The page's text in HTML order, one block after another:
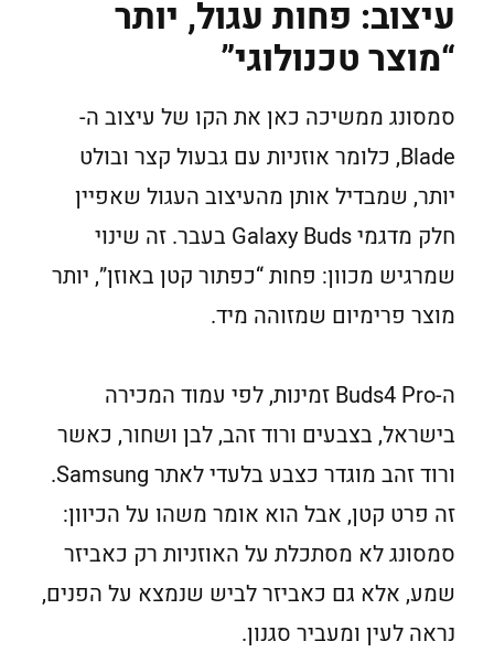
עיצוב: פחות עגול, יותר
“מוצר טכנולוגי”
סמסונג ממשיכה כאן את הקו של עיצוב ה-
Blade, כלומר אוזניות עם גבעול קצר ובולט
יותר, שמבדיל אותן מהעיצוב העגול שאפיין
חלק מדגמי Galaxy Buds בעבר. זה שינוי
שמרגיש מכוון: פחות “כפתור קטן באוזן”, יותר
מוצר פרימיום שמזוהה מיד.
ה-Buds4 Pro זמינות, לפי עמוד המכירה
בישראל, בצבעים ורוד זהב, לבן ושחור, כאשר
ורוד זהב מוגדר כצבע בלעדי לאתר Samsung.
זה פרט קטן, אבל הוא אומר משהו על הכיוון:
סמסונג לא מסתכלת על האוזניות רק כאביזר
שמע, אלא גם כאביזר לביש שנמצא על הפנים,
נראה לעין ומעביר סגנון.